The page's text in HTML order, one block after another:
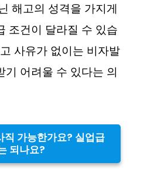
해고의 성격을 가지게
조건이 달라질 수 있습
사유가 없이는 비자발
기 어려울 수 있다는 의
직 가능한가요? 실업급
되나요?